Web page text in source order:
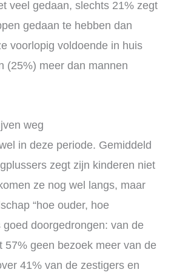
veel gedaan, slechts 21% zegt
gedaan te hebben dan
voorlopig voldoende in huis
(25%) meer dan mannen
weg
in deze periode. Gemiddeld
zegt zijn kinderen niet
ze nog wel langs, maar
“hoe ouder, hoe
goed doorgedrongen: van de
57% geen bezoek meer van de
41% van de zestigers en